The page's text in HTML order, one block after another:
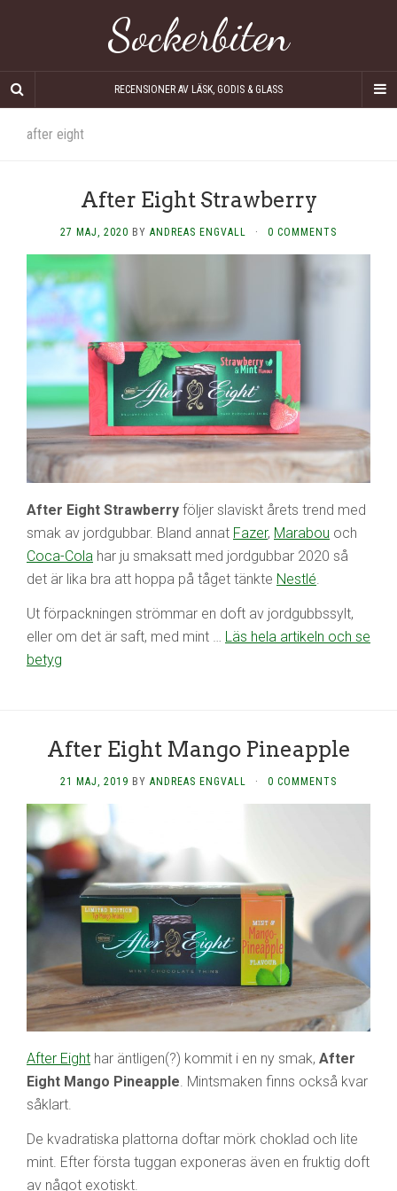
Sockerbiten
RECENSIONER AV LÄSK, GODIS & GLASS
after eight
After Eight Strawberry
27 MAJ, 2020 BY ANDREAS ENGVALL · 0 COMMENTS
After Eight Strawberry följer slaviskt årets trend med
smak av jordgubbar. Bland annat Fazer, Marabou och
Coca-Cola har ju smaksatt med jordgubbar 2020 så
det är lika bra att hoppa på tåget tänkte Nestlé
Ut förpackningen strömmar en doft av jordgubbssylt,
eller om det är saft, med mint … Läs hela artikeln och se
betyg
After Eight Mango Pineapple
21 MAJ, 2019 BY ANDREAS ENGVALL · 0 COMMENTS
After Eight har äntligen(?) kommit i en ny smak, After
Eight Mango Pineapple. Mintsmaken finns också kvar
såklart.
De kvadratiska plattorna doftar mörk choklad och lite
mint. Efter första tuggan exponeras även en fruktig doft
av något exotiskt.